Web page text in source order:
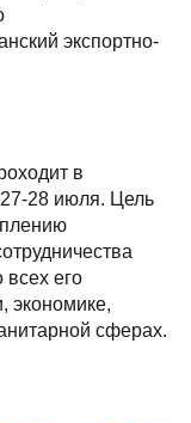
экспортно-
в
28 июля. Цель
его
экономике,
сферах.